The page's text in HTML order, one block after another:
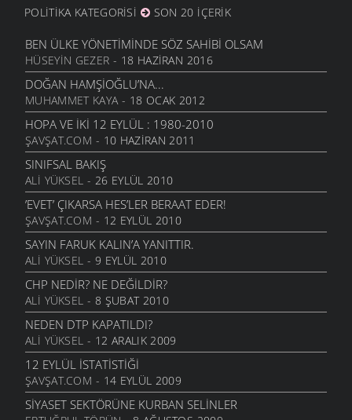
POLITIKA KATEGORISI SON 20 İÇERIK
BEN ÜLKE YÖNETIMINDE SÖZ SAHIBI OLSAM
HÜSEYIN GEZER - 18 HAZIRAN 2016
DOĞAN HAMŞIOĞLU’NA...
MUHAMMET KAYA- 18 OCAK 2012
HOPA VE İKI 12 EYLÜL : 1980-2010
ŞAVŞAT.COM - 10 HAZIRAN 2011
SINIFSAL BAKIŞ
ALI YÜKSEL - 26 EYLÜL 2010
’EVET’ ÇIKARSA HES’LER BERAAT EDER!
ŞAVŞAT.COM - 12 EYLÜL 2010
SAYIN FARUK KALIN’A YANITTIR.
ALI YÜKSEL - 9 EYLÜL 2010
CHP NEDIR? NE DEĞILDIR?
ALI YÜKSEL - 8 ŞUBAT 2010
NEDEN DTP KAPATILDI?
ALI YÜKSEL - 12 ARALIK 2009
12 EYLÜL İSTATISTIĞI
ŞAVŞAT.COM - 14 EYLÜL 2009
SIYASET SEKTÖRÜNE KURBAN SELINLER